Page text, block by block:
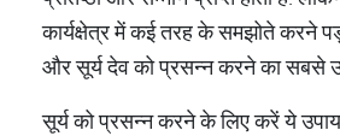
कार्यक्षेत्र में कई तरह के समझोते करने
और सूर्य देव को प्रसन्न करने का सबसे
सूर्य को प्रसन्न करने के लिए करें ये उपाय